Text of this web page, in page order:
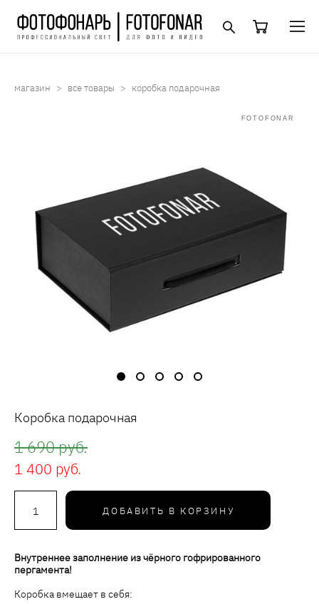
магазин > все товары > коробка подарочная
FOTOFONAR
Коробка подарочная
1 690 pуб.
1 400 pуб.
ДОБАВИТЬ В КОРЗИНУ
Внутреннее заполнение из чёрного гофрированного
пергамента!
Коробка вмещает в себя: